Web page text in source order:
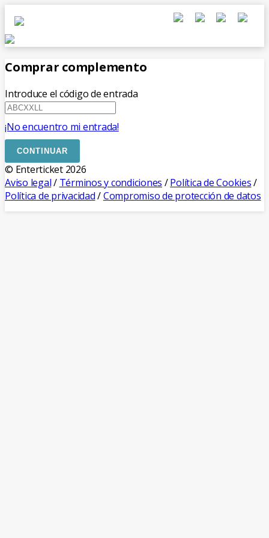
Comprar complemento
Introduce el código de entrada
¡No encuentro mi entrada!
CONTINUAR
© Enterticket 2026
Aviso legal/ Términos y condiciones /Política de Cookies/
Política de privacidad/Compromiso de protección de datos